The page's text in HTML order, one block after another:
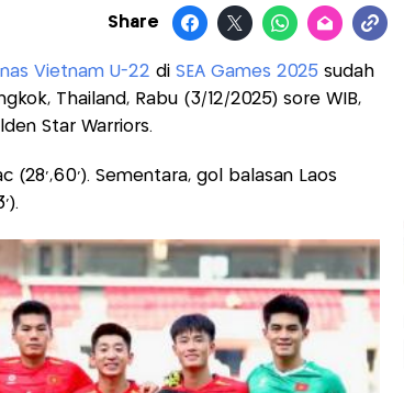
Share
Vietnam U-22 di SEA Games 2025 sudah
Thailand, Rabu (3/12/2025) sore WIB,
Star Warriors.
Sementara, gol balasan Laos